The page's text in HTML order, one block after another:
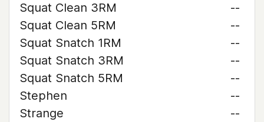
Squat Clean 3RM
--
Squat Clean 5RM
--
Squat Snatch 1RM
--
Squat Snatch 3RM
--
Squat Snatch 5RM
--
Stephen
--
Strange
--